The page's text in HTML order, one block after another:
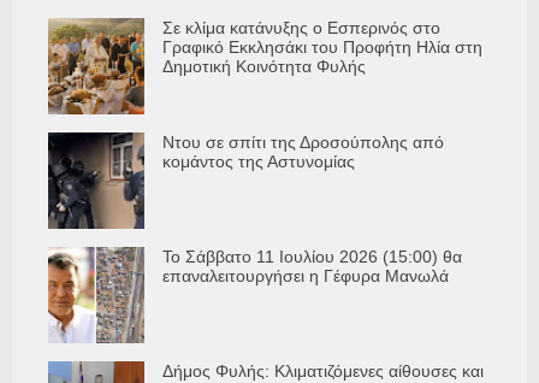
Σε κλίμα κατάνυξης ο Εσπερινός στο
Γραφικό Εκκλησάκι του Προφήτη Ηλία στη
Δημοτική Κοινότητα Φυλής
Ντου σε σπίτι της Δροσούπολης από
κομάντος της Αστυνομίας
Το Σάββατο 11 Ιουλίου 2026 (15:00) θα
επαναλειτουργήσει η Γέφυρα Μανωλά
Δήμος Φυλής: Κλιματιζόμενες αίθουσες και